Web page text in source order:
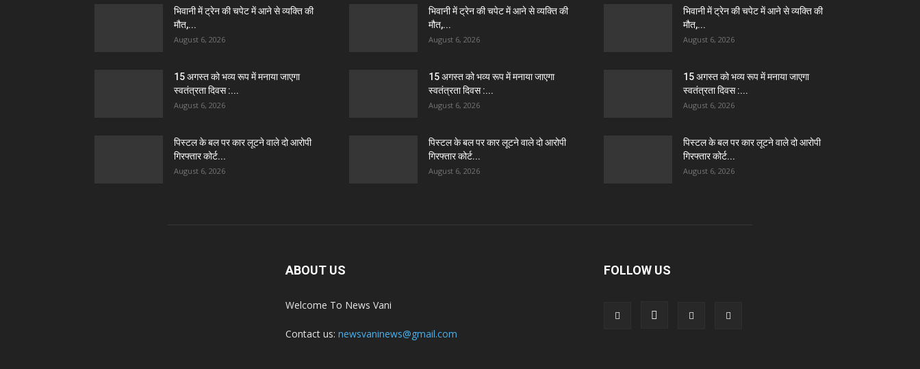
भिवानी में ट्रेन की चपेट में आने से व्यक्ति की
मौत,...
August 6, 2026
15 अगस्त को भव्य रूप में मनाया जाएगा
स्वतंत्रता दिवस :...
August 6, 2026
पिस्टल के बल पर कार लूटने वाले दो आरोपी
गिरफ्तार कोर्ट...
August 6, 2026
भिवानी में ट्रेन की चपेट में आने से व्यक्ति की
मौत,...
August 6, 2026
15 अगस्त को भव्य रूप में मनाया जाएगा
स्वतंत्रता दिवस :...
August 6, 2026
पिस्टल के बल पर कार लूटने वाले दो आरोपी
गिरफ्तार कोर्ट...
August 6, 2026
भिवानी में ट्रेन की चपेट में आने से व्यक्ति की
मौत,...
August 6, 2026
15 अगस्त को भव्य रूप में मनाया जाएगा
स्वतंत्रता दिवस :...
August 6, 2026
पिस्टल के बल पर कार लूटने वाले दो आरोपी
गिरफ्तार कोर्ट...
August 6, 2026
ABOUT US
Welcome To News Vani
Contact us: newsvaninews@gmail.com
FOLLOW US